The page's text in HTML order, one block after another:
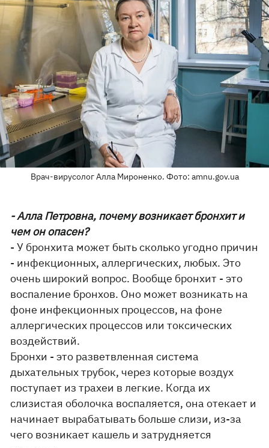
Врач-вирусолог Алла Мироненко. Фото: amnu.gov.ua
- Алла Петровна, почему возникает бронхит и
чем он опасен?
- У бронхита может быть сколько угодно причин
- инфекционных, аллергических, любых. Это
очень широкий вопрос. Вообще бронхит - это
воспаление бронхов. Оно может возникать на
фоне инфекционных процессов, на фоне
аллергических процессов или токсических
воздействий.
Бронхи - это разветвленная система
дыхательных трубок, через которые воздух
поступает из трахеи в легкие. Когда их
слизистая оболочка воспаляется, она отекает и
начинает вырабатывать больше слизи, из-за
чего возникает кашель и затрудняется